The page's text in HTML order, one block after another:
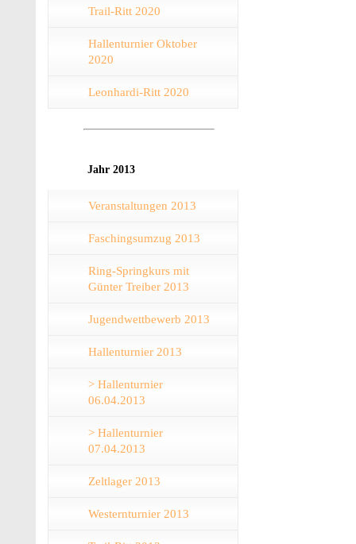
Trail-Ritt 2020
Hallenturnier Oktober
2020
Leonhardi-Ritt 2020
Jahr 2013
Veranstaltungen 2013
Faschingsumzug 2013
Ring-Springkurs mit
Günter Treiber 2013
Jugendwettbewerb 2013
Hallenturnier 2013
> Hallenturnier
06.04.2013
> Hallenturnier
07.04.2013
Zeltlager 2013
Westernturnier 2013